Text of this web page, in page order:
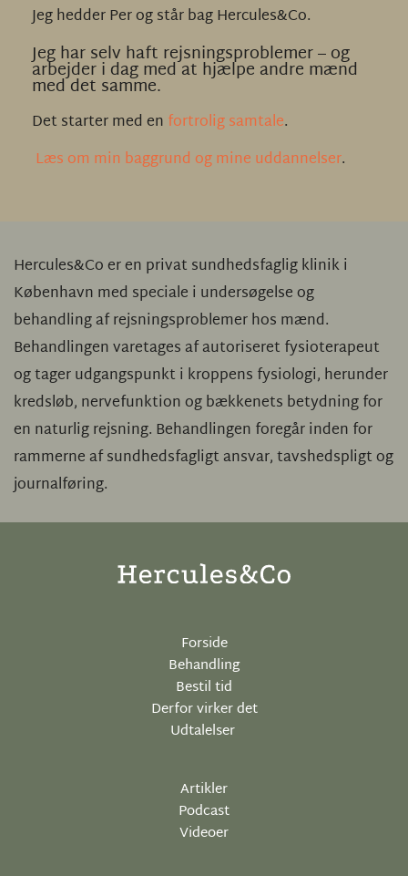
Jeg hedder Per og står bag Hercules&Co.
Jeg har selv haft rejsningsproblemer – og
arbejder i dag med at hjælpe andre mænd
med det samme.
Det starter med en fortrolig samtale.
Læs om min baggrund og mine uddannelser.
Hercules&Co er en privat sundhedsfaglig klinik i
København med speciale i undersøgelse og
behandling af rejsningsproblemer hos mænd.
Behandlingen varetages af autoriseret fysioterapeut
og tager udgangspunkt i kroppens fysiologi, herunder
kredsløb, nervefunktion og bækkenets betydning for
en naturlig rejsning. Behandlingen foregår inden for
rammerne af sundhedsfagligt ansvar, tavshedspligt og
journalføring.
Forside
Behandling
Bestil tid
Derfor virker det
Udtalelser
Artikler
Podcast
Videoer